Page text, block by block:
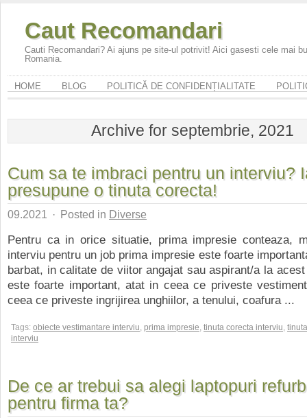
Caut Recomandari
Cauti Recomandari? Ai ajuns pe site-ul potrivit! Aici gasesti cele mai
Romania.
HOME BLOG POLITICĂ DE CONFIDENȚIALITATE
Archive for septembrie, 2021
Cum sa te imbraci pentru un interviu?
presupune o tinuta corecta!
09.2021 · Posted in Diverse
Pentru ca in orice situatie, prima impresie conteaza,
interviu pentru un job prima impresie este foarte
barbat, in calitate de viitor angajat sau aspirant/a la
este foarte important, atat in ceea ce priveste
ceea ce priveste ingrijirea unghiilor, a tenului, coafura ...
Tags: obiecte vestimantare interviu, prima impresie, tinuta corecta interviu, tinuta
interviu
De ce ar trebui sa alegi laptopuri
pentru firma ta?